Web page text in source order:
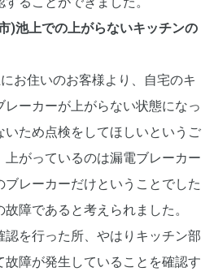
)池上での上がらないキッチンの
お住いのお客様より、自宅のキ
レーカーが上がらない状態になっ
いため点検をしてほしいというご
がっているのは漏電ブレーカー
レーカーだけということでした
障であると考えられました。
を行った所、やはりキッチン部
障が発生していることを確認す